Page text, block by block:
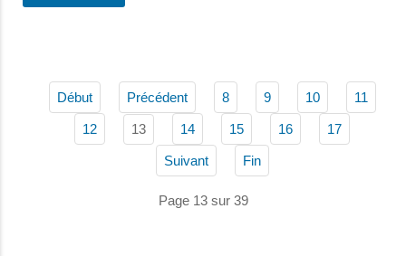
Début Précédent 8 9 10 11
12 13 14 15 16 17
Suivant Fin
Page 13 sur 39